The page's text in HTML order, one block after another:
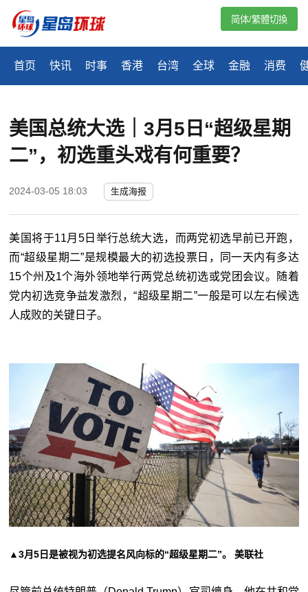
首页 快讯 时事 香港 台湾 全球 金融 消费
简体/繁體切換
美国总统大选｜3月5日“超级星期
二”，初选重头戏有何重要？
2024-03-05 18:03 生成海报
美国将于11月5日举行总统大选，而两党初选早前已开跑，
而“超级星期二”是规模最大的初选投票日，同一天内有多达
15个州及1个海外领地举行两党总统初选或党团会议。随着
党内初选竞争益发激烈，“超级星期二”一般是可以左右候选
人成败的关键日子。
▲3月5日是被视为初选提名风向标的“超级星期二”。 美联社